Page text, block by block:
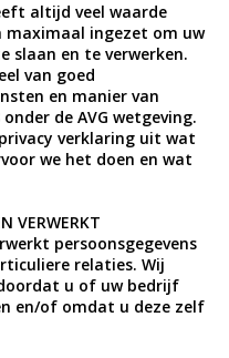
altijd veel waarde
maximaal ingezet om uw
slaan en te verwerken.
van goed
en manier van
de AVG wetgeving.
verklaring uit wat
we het doen en wat
VERWERKT
persoonsgegevens
relaties. Wij
u of uw bedrijf
en/of omdat u deze zelf